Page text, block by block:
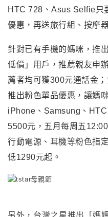
HTC 728、Asus Selfie只
優惠，再送旅行組、按摩
針對已有手機的媽咪，推
低價」用戶，推薦親友申
薦者均可獲300元通話金
推出粉色單品優惠，讓媽
iPhone、Samsung、
5500元，五月每周五
行動電源、耳機等粉色指
低1290元起。
另外，台灣之星推出「媽